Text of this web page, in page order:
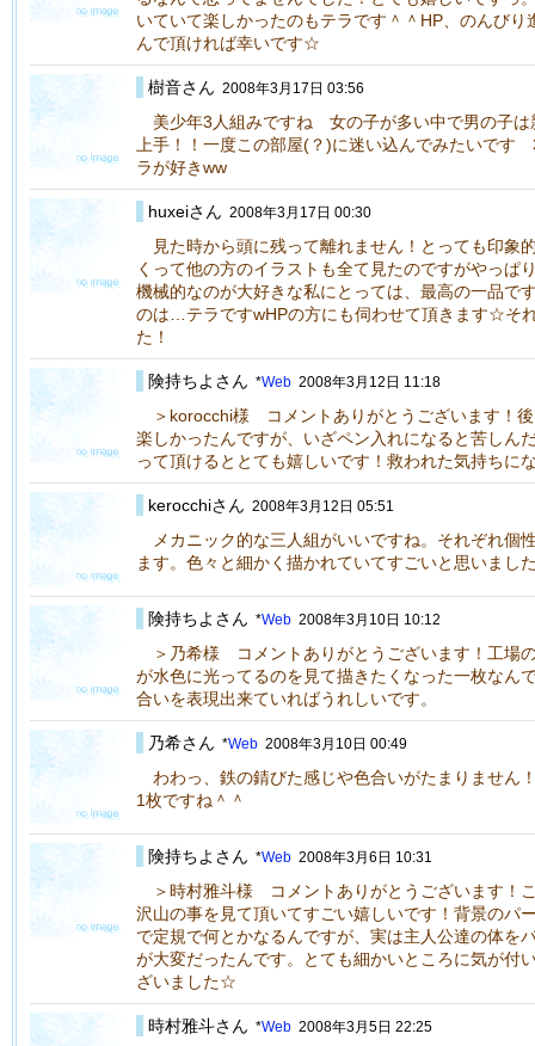
いていて楽しかったのもテラです＾＾HP、のんびり
んで頂ければ幸いです☆
樹音さん 2008年3月17日 03:56
美少年3人組みですね 女の子が多い中で男の子は
上手！！一度この部屋(？)に迷い込んでみたいです
ラが好きww
huxeiさん 2008年3月17日 00:30
見た時から頭に残って離れません！とっても印象
くって他の方のイラストも全て見たのですがやっぱ
機械的なのが大好きな私にとっては、最高の一品で
のは…テラですwHPの方にも伺わせて頂きます☆そ
た！
険持ちよさん *Web 2008年3月12日 11:18
＞korocchi様 コメントありがとうございます！後
楽しかったんですが、いざペン入れになると苦しん
って頂けるととても嬉しいです！救われた気持ちに
kerocchiさん 2008年3月12日 05:51
メカニック的な三人組がいいですね。それぞれ個
ます。色々と細かく描かれていてすごいと思いまし
険持ちよさん *Web 2008年3月10日 10:12
＞乃希様 コメントありがとうございます！工場
が水色に光ってるのを見て描きたくなった一枚なん
合いを表現出来ていればうれしいです。
乃希さん *Web 2008年3月10日 00:49
わわっ、鉄の錆びた感じや色合いがたまりません
1枚ですね＾＾
険持ちよさん *Web 2008年3月6日 10:31
＞時村雅斗様 コメントありがとうございます！
沢山の事を見て頂いてすごい嬉しいです！背景のパ
で定規で何とかなるんですが、実は主人公達の体を
が大変だったんです。とても細かいところに気が付
ざいました☆
時村雅斗さん *Web 2008年3月5日 22:25